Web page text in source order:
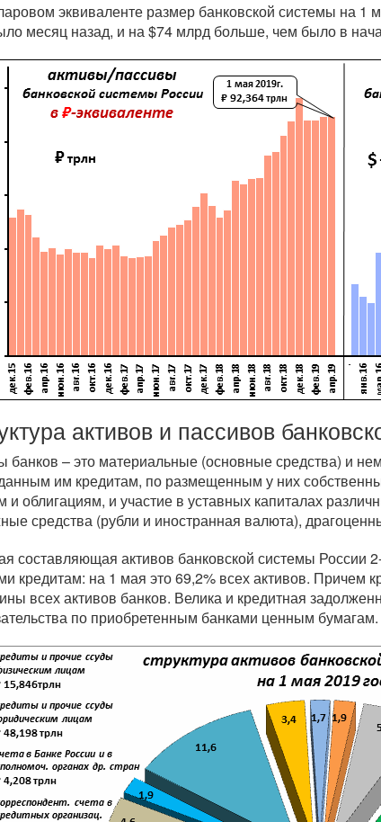
эквиваленте размер банковской системы на 1
месяц назад, и на $74 млрд больше, чем было в
активов и пассивов
банков – это материальные (основные средства) и
им кредитам, по размещенным у них
и облигациям, и участие в уставных капиталах
средства (рубли и иностранная валюта),
составляющая активов банковской системы России
кредитам: на 1 мая это 69,2% всех активов.
всех активов банков. Велика и кредитная
по приобретенным банками ценным